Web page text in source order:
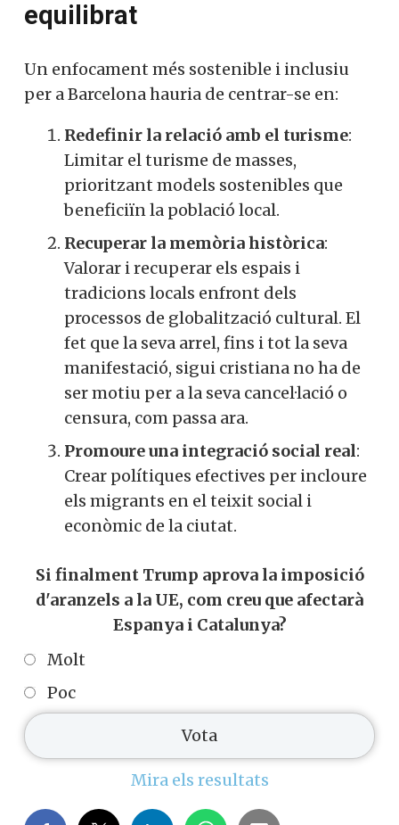
equilibrat
Un enfocament més sostenible i inclusiu
per a Barcelona hauria de centrar-se en:
Redefinir la relació amb el turisme:
Limitar el turisme de masses,
prioritzant models sostenibles que
beneficiïn la població local.
Recuperar la memòria històrica:
Valorar i recuperar els espais i
tradicions locals enfront dels
processos de globalització cultural. El
fet que la seva arrel, fins i tot la seva
manifestació, sigui cristiana no ha de
ser motiu per a la seva cancel·lació o
censura, com passa ara.
Promoure una integració social real:
Crear polítiques efectives per incloure
els migrants en el teixit social i
econòmic de la ciutat.
Si finalment Trump aprova la imposició
d'aranzels a la UE, com creu que afectarà
Espanya i Catalunya?
Molt
Poc
Mira els resultats